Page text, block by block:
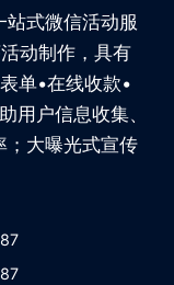
式微信活动服
动制作，具有
单•在线收款•
用户信息收集、
；大曝光式宣传